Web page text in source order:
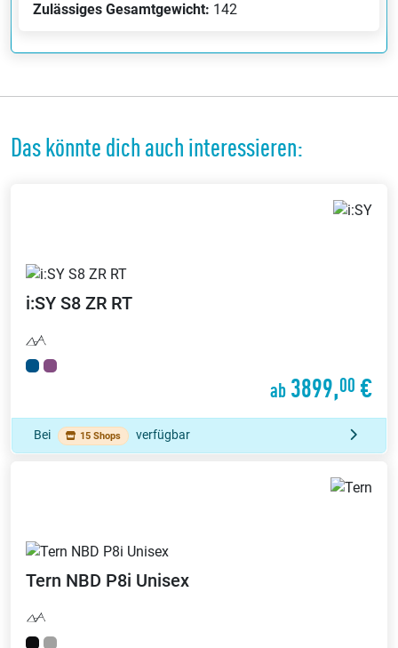
Zulässiges Gesamtgewicht: 142
Das könnte dich auch interessieren:
i:SY S8 ZR RT
ab 3899,00 €
Bei 15 Shops verfügbar
Tern NBD P8i Unisex